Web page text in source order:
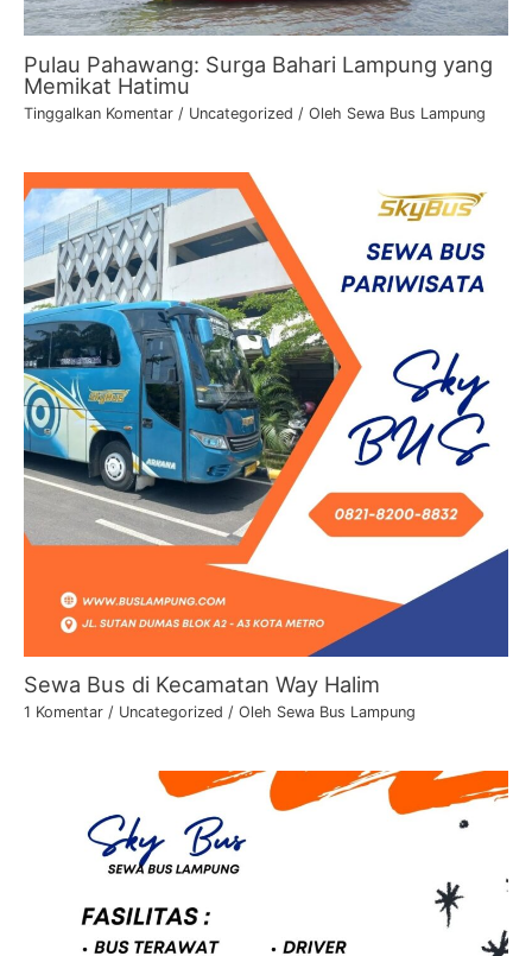
Pulau Pahawang: Surga Bahari Lampung yang
Memikat Hatimu
Tinggalkan Komentar / Uncategorized / Oleh Sewa Bus Lampung
Sewa Bus di Kecamatan Way Halim
1 Komentar / Uncategorized / Oleh Sewa Bus Lampung